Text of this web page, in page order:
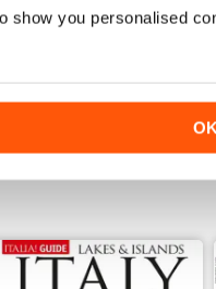
show you personalised
Lakes & Islands 2025